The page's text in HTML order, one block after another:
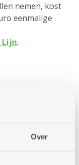
Over
nemen, kost
eenmalige
Lijn.